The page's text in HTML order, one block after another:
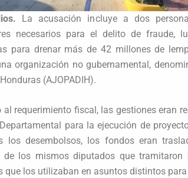
La acusación incluye a dos
necesarios para el delito de fraude,
para drenar más de 42 millones de
organización no gubernamental,
(AJOPADIH).
al requerimiento fiscal, las gestiones eran
para la ejecución de
los desembolsos, los fondos eran
de los mismos diputados que
que los utilizaban en asuntos distintos